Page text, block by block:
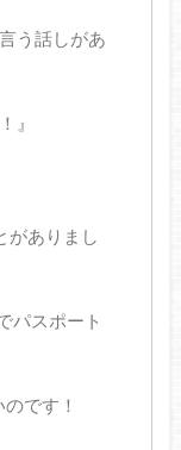
う話しがあ
』
がありまし
パスポート
です！